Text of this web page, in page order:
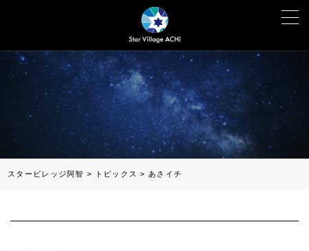
スタービレッジ阿智 > トピックス > あさイチ